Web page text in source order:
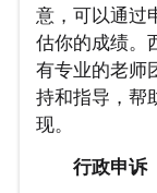
意，可以通过
估你的成绩。
有专业的老师
持和指导，帮
现。
行政申诉